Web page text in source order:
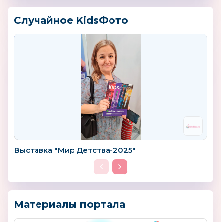
Случайное KidsФото
Выставка "Мир Детства-2025"
Материалы портала